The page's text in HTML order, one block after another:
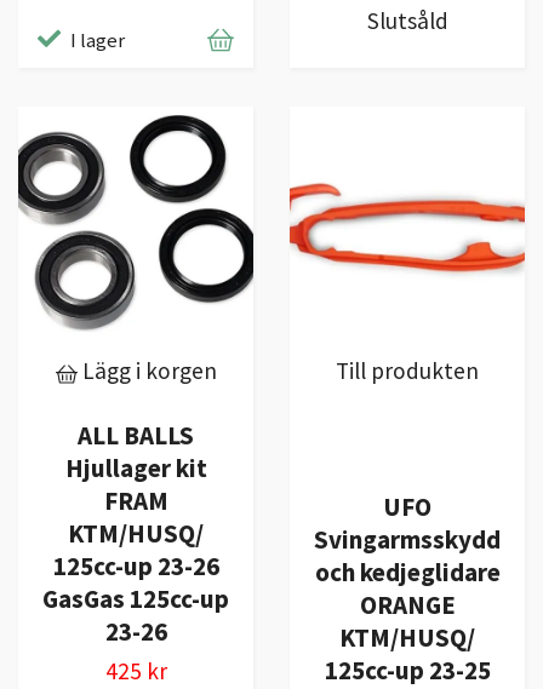
I lager
Slutsåld
Lägg i korgen
ALL BALLS
Hjullager kit
FRAM
KTM/HUSQ/
125cc-up 23-26
GasGas 125cc-up
23-26
425 kr
Till produkten
UFO
Svingarmsskydd
och kedjeglidare
ORANGE
KTM/HUSQ/
125cc-up 23-25